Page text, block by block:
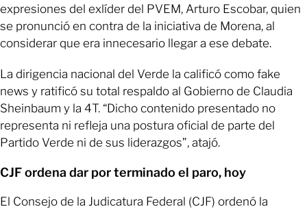
expresiones del exlíder del PVEM, Arturo Escobar, quien
se pronunció en contra de la iniciativa de Morena, al
considerar que era innecesario llegar a ese debate.
La dirigencia nacional del Verde la calificó como fake
news y ratificó su total respaldo al Gobierno de Claudia
Sheinbaum y la 4T. “Dicho contenido presentado no
representa ni refleja una postura oficial de parte del
Partido Verde ni de sus liderazgos”, atajó.
CJF ordena dar por terminado el paro, hoy
El Consejo de la Judicatura Federal (CJF) ordenó la